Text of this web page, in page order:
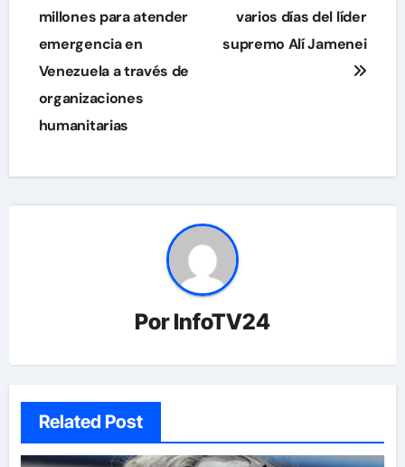
de
entradas
millones para atender
emergencia en
Venezuela a través de
organizaciones
humanitarias
varios días del líder
supremo Alí Jamenei
PorInfoTV24
Related Post